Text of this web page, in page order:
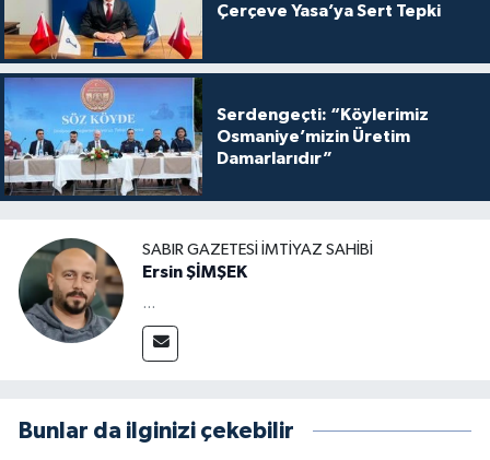
Çerçeve Yasa’ya Sert Tepki
Serdengeçti: “Köylerimiz
Osmaniye’mizin Üretim
Damarlarıdır”
SABIR GAZETESI İMTIYAZ SAHIBI
Ersin ŞİMŞEK
...
Bunlar da ilginizi çekebilir